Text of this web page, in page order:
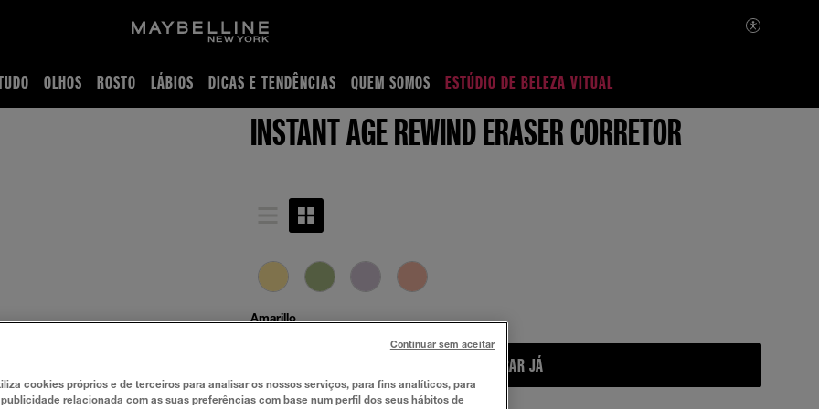
OLHOS ROSTO LÁBIOS DICAS E TENDÊNCIAS QUEM SOMOS ESTÚDIO DE BELEZA VITUAL
| Maybelline New York
INSTANT AGE REWIND ERASER CORRETOR
Amarillo
COMPRAR JÁ
cookies próprios e de terceiros para analisar os nossos serviços, para fins analíticos, para
relacionada com as suas preferências com base num perfil dos seus hábitos de
Continuar sem aceitar